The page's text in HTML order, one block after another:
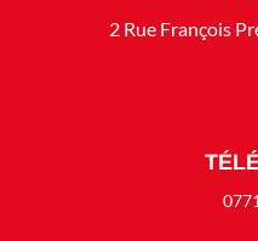
2 Rue François